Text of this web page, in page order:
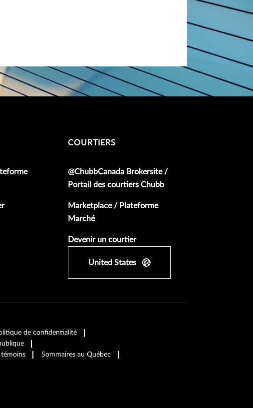
COURTIERS
@ChubbCanada Brokersite /
Portail des courtiers Chubb
Marketplace / Plateforme
Marché
Devenir un courtier
United States
de confidentialité
témoins
Sommaires au Québec